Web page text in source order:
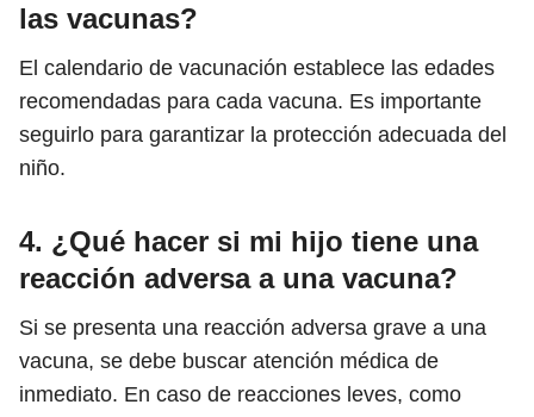
las vacunas?
El calendario de vacunación establece las edades
recomendadas para cada vacuna. Es importante
seguirlo para garantizar la protección adecuada del
niño.
4. ¿Qué hacer si mi hijo tiene una
reacción adversa a una vacuna?
Si se presenta una reacción adversa grave a una
vacuna, se debe buscar atención médica de
inmediato. En caso de reacciones leves, como